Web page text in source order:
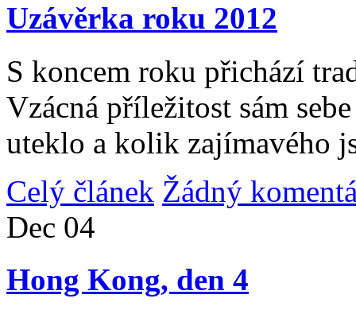
Uzávěrka roku 2012
S koncem roku přichází
Vzácná příležitost sám
uteklo a kolik zajímavého
Celý článek Žádný
Dec 04
Hong Kong, den 4